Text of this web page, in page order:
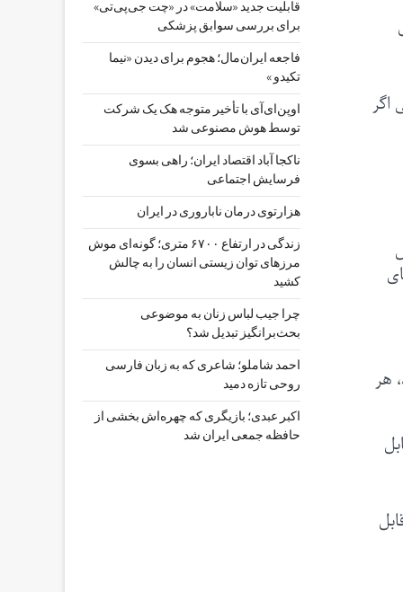
اگر
هر
قابلیت جدید «سلامت» در «چت ‌جی‌پی‌تی»
برای بررسی سوابق پزشکی
فاجعه ایران‌مال؛ هجوم برای دیدن «نیما
تکیدو »
اوپن‌ای‌آی با تأخیر متوجه هک یک شرکت
توسط هوش مصنوعی شد
ناکجا آباد اقتصاد ایران؛ راهی بسوی
فرسایش اجتماعی
هزارتوی درمان ناباروری در ایران
زندگی در ارتفاع ۶۷۰۰ متری؛ گونه‌ای موش
مرزهای توان زیستی انسان را به چالش
کشید
چرا جیب‌ لباس زنان به موضوعی
بحث‌برانگیز تبدیل شد؟
احمد شاملو؛ شاعری که به زبان فارسی
روحی تازه دمید
اکبر عبدی؛ بازیگری که چهره‌اش بخشی از
حافظه جمعی ایران شد